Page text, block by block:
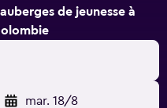
de jeunesse à
mar. 18/8